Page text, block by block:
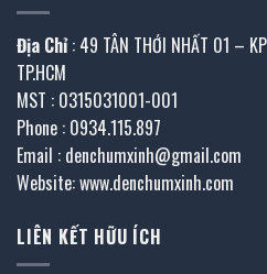
Địa Chỉ : 49 TÂN THỚI NHẤT 01 –
TP.HCM
MST : 0315031001-001
Phone : 0934.115.897
Email : denchumxinh@gmail.com
Website: www.denchumxinh.com
LIÊN KẾT HỮU ÍCH